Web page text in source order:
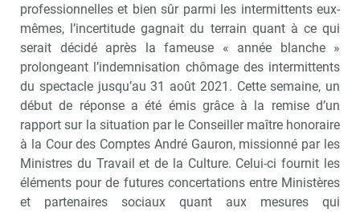
professionnelles et bien sûr parmi les intermittents eux-
mêmes, l’incertitude gagnait du terrain quant à ce qui
serait décidé après la fameuse « année blanche »
prolongeant l’indemnisation chômage des intermittents
du spectacle jusqu’au 31 août 2021. Cette semaine, un
début de réponse a été émis grâce à la remise d’un
rapport sur la situation par le Conseiller maître honoraire
à la Cour des Comptes André Gauron, missionné par les
Ministres du Travail et de la Culture. Celui-ci fournit les
éléments pour de futures concertations entre Ministères
et partenaires sociaux quant aux mesures qui